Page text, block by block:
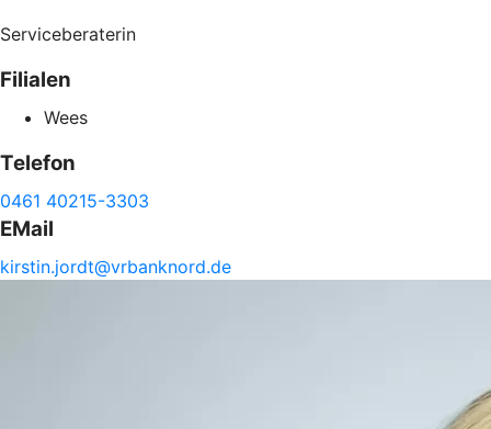
Serviceberaterin
Filialen
Wees
Telefon
0461 40215-3303
EMail
kirstin.jordt@vrbanknord.de